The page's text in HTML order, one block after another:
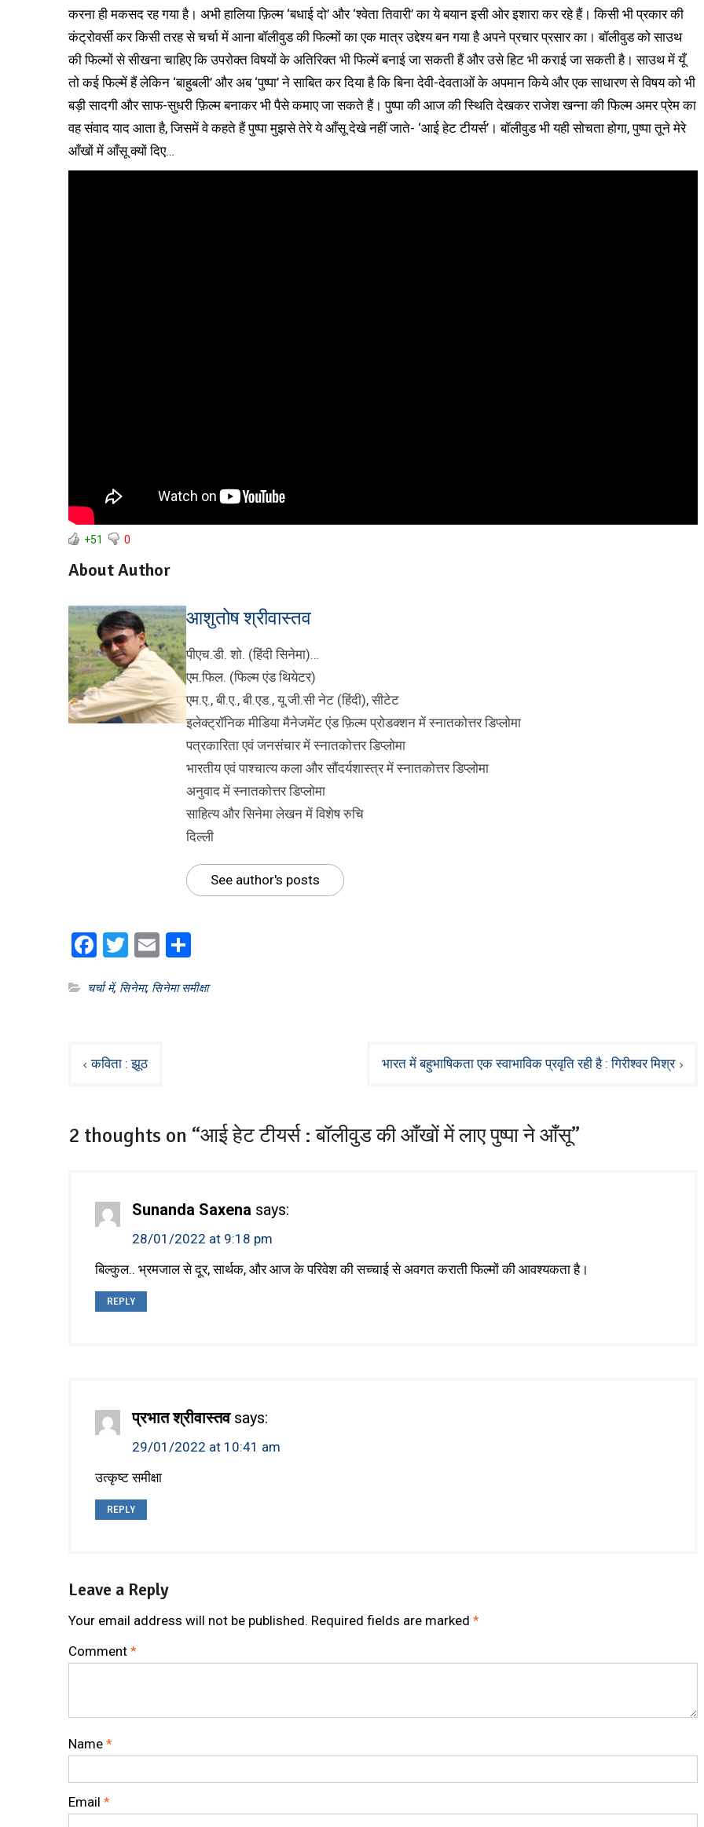
करना ही मकसद रह गया है। अभी हालिया फ़िल्म ‘बधाई दो’ और ‘श्वेता तिवारी’ का ये बयान इसी ओर इशारा कर रहे हैं। किसी भी प्रकार की
कंट्रोवर्सी कर किसी तरह से चर्चा में आना बॉलीवुड की फिल्मों का एक मात्र उद्देश्य बन गया है अपने प्रचार प्रसार का। बॉलीवुड को साउथ
की फिल्मों से सीखना चाहिए कि उपरोक्त विषयों के अतिरिक्त भी फिल्में बनाई जा सकती हैं और उसे हिट भी कराई जा सकती है। साउथ में यूँ
तो कई फिल्में हैं लेकिन ‘बाहुबली’ और अब ‘पुष्पा’ ने साबित कर दिया है कि बिना देवी-देवताओं के अपमान किये और एक साधारण से विषय को भी
बड़ी सादगी और साफ-सुधरी फ़िल्म बनाकर भी पैसे कमाए जा सकते हैं। पुष्पा की आज की स्थिति देखकर राजेश खन्ना की फिल्म अमर प्रेम का
वह संवाद याद आता है, जिसमें वे कहते हैं पुष्पा मुझसे तेरे ये आँसू देखे नहीं जाते- ‘आई हेट टीयर्स’। बॉलीवुड भी यही सोचता होगा, पुष्पा तूने मेरे
आँखों में आँसू क्यों दिए…
+51 0
About Author
आशुतोष श्रीवास्तव
पीएच.डी. शो. (हिंदी सिनेमा)…
एम.फिल. (फिल्म एंड थियेटर)
एम.ए., बी.ए., बी.एड., यू.जी.सी नेट (हिंदी), सीटेट
इलेक्ट्रॉनिक मीडिया मैनेजमेंट एंड फ़िल्म प्रोडक्शन में स्नातकोत्तर डिप्लोमा
पत्रकारिता एवं जनसंचार में स्नातकोत्तर डिप्लोमा
भारतीय एवं पाश्चात्य कला और सौंदर्यशास्त्र में स्नातकोत्तर डिप्लोमा
अनुवाद में स्नातकोत्तर डिप्लोमा
साहित्य और सिनेमा लेखन में विशेष रुचि
दिल्ली
See author's posts
Facebook
Twitter
Email
चर्चा में, सिनेमा, सिनेमा समीक्षा
Postकविता : झूठ भारत में बहुभाषिकता एक स्वाभाविक प्रवृति रही है : गिरीश्वर मिश्र
2 thoughts on “आई हेट टीयर्स : बॉलीवुड की आँखों में लाए पुष्पा ने आँसू”
Sunanda Saxena says:
28/01/2022 at 9:18 pm
बिल्कुल.. भ्रमजाल से दूर, सार्थक, और आज के परिवेश की सच्चाई से अवगत कराती फिल्मों की आवश्यकता है।
REPLY
प्रभात श्रीवास्तव says:
29/01/2022 at 10:41 am
उत्कृष्ट समीक्षा
REPLY
Leave a Reply
Your email address will not be published. Required fields are marked *
Comment *
Name *
Email *